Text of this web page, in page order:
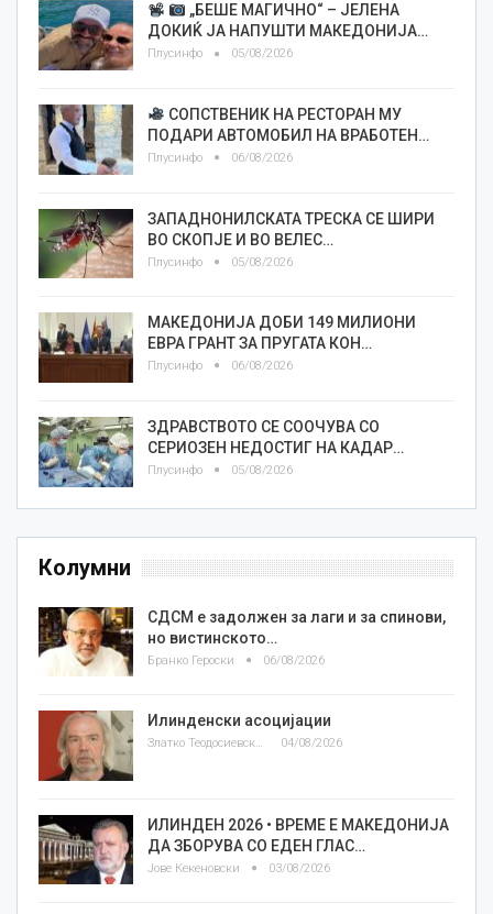
„БЕШЕ МАГИЧНО“ – ЈЕЛЕНА
ДОКИЌ ЈА НАПУШТИ МАКЕДОНИЈА…
Плусинфо 05/08/2026
СОПСТВЕНИК НА РЕСТОРАН МУ
ПОДАРИ АВТОМОБИЛ НА ВРАБОТЕН…
Плусинфо 06/08/2026
ЗАПАДНОНИЛСКАТА ТРЕСКА СЕ ШИРИ
ВО СКОПЈЕ И ВО ВЕЛЕС…
Плусинфо 05/08/2026
МАКЕДОНИЈА ДОБИ 149 МИЛИОНИ
ЕВРА ГРАНТ ЗА ПРУГАТА КОН…
Плусинфо 06/08/2026
ЗДРАВСТВОТО СЕ СООЧУВА СО
СЕРИОЗЕН НЕДОСТИГ НА КАДАР…
Плусинфо 05/08/2026
Колумни
СДСМ е задолжен за лаги и за спинови,
но вистинското…
Бранко Героски 06/08/2026
Илинденски асоцијации
Златко Теодосиевски 04/08/2026
ИЛИНДЕН 2026 • ВРЕМЕ Е МАКЕДОНИЈА
ДА ЗБОРУВА СО ЕДЕН ГЛАС…
Јове Кекеновски 03/08/2026